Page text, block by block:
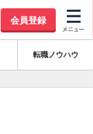
会員登録
転職ノウハウ